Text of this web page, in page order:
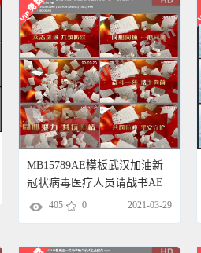
MB15789AE模板武汉加油新
冠状病毒医疗人员请战书AE
模板模版
405 0 2021-03-29